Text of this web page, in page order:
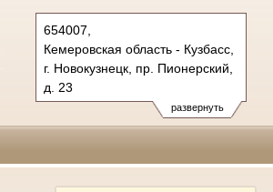
развернуть
654007,
Кемеровская область - Кузбасс,
г. Новокузнецк, пр. Пионерский,
д. 23
Тел.: (3843) 45-13-50, 45-37-80
novokuznecky.kmr@sudrf.ru